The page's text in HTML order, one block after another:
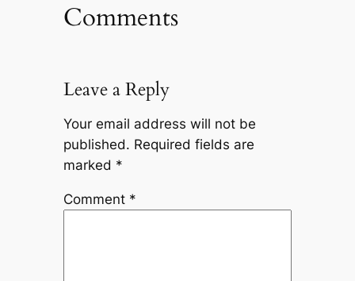
Comments
Leave a Reply
Your email address will not be
published. Required fields are
marked *
Comment *